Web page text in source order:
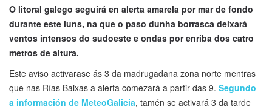
O litoral galego seguirá en alerta amarela por mar de fondo
durante este luns, na que o paso dunha borrasca deixará
ventos intensos do sudoeste e ondas por enriba dos catro
metros de altura.
Este aviso activarase ás 3 da madrugadana zona norte mentras
que nas Rías Baixas a alerta comezará a partir das 9. Segundo
a información de MeteoGalicia, tamén se activará 3 da tarde